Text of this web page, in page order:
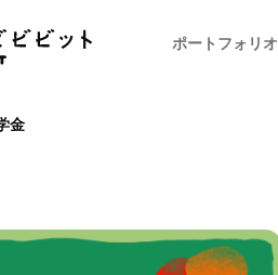
ポートフォリオ
金